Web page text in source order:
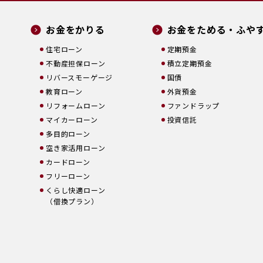
お金をかりる
住宅ローン
不動産担保ローン
リバースモーゲージ
教育ローン
リフォームローン
マイカーローン
多目的ローン
空き家活用ローン
カードローン
フリーローン
くらし快適ローン
（借換プラン）
お金をためる・ふや
定期預金
積立定期預金
国債
外貨預金
ファンドラップ
投資信託